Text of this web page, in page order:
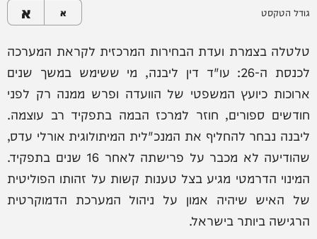
גודל הטקסט א א
טלטלה בצמרת ועדת הבחירות המרכזית לקראת המערכה
לכנסת ה-26: עו"ד דין ליבנה, מי ששימש במשך שנים
ארוכות כיועץ המשפטי של הוועדה ופרש ממנה רק לפני
חודשים ספורים, חוזר למרכז הבמה בתפקיד רב עוצמה.
ליבנה נבחר להחליף את המנכ"לית המיתולוגית אורלי עדס,
שהודיעה לא מכבר על פרישתה לאחר 16 שנים בתפקיד.
המינוי הדרמטי מגיע בצל טענות קשות על זהותו הפוליטית
של האיש שיהיה אמון על ניהול המערכת הדמוקרטית
הרגישה ביותר בישראל.